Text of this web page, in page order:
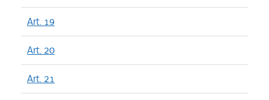
Art. 19
Art. 20
Art. 21